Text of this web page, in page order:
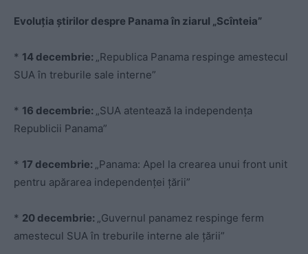
Evoluţia ştirilor despre Panama în ziarul „Scînteia”
* 14 decembrie: „Republica Panama respinge amestecul
SUA în treburile sale interne”
* 16 decembrie: „SUA atentează la independenţa
Republicii Panama”
* 17 decembrie: „Panama: Apel la crearea unui front unit
pentru apărarea independenţei ţării”
* 20 decembrie: „Guvernul panamez respinge ferm
amestecul SUA în treburile interne ale ţării”